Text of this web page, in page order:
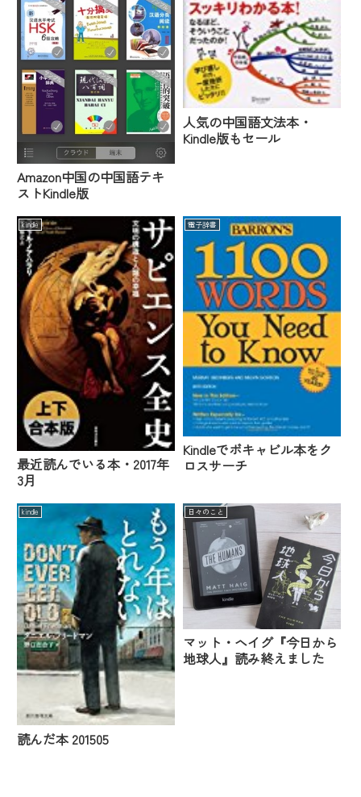
Amazon中国の中国語テキ
ストKindle版
人気の中国語文法本・
Kindle版もセール
kindle
最近読んでいる本・2017年
3月
電子辞書
Kindleでボキャビル本をク
ロスサーチ
kindle
読んだ本 201505
日々のこと
マット・ヘイグ『今日から
地球人』読み終えました